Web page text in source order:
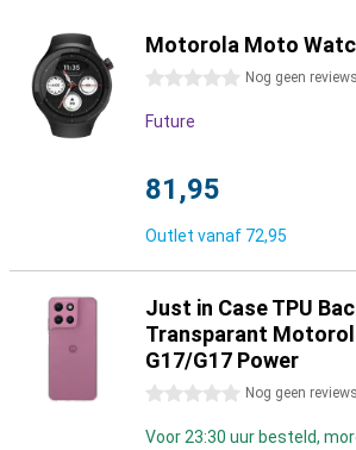
Motorola Moto
0 sterren Nog geen reviews
Future
81,95
Outlet vanaf 72,95
Just in Case TPU
Transparant
G17/G17 Power
0 sterren Nog geen reviews
Voor 23:30 uur besteld,